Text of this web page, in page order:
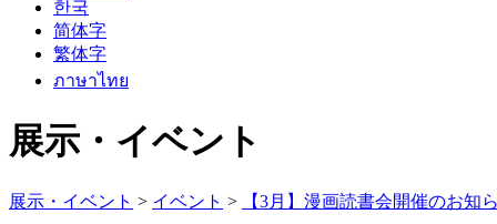
한국
简体字
繁体字
ภาษาไทย
展示・イベント
展示・イベント > イベント > 【3月】漫画読書会開催のお知